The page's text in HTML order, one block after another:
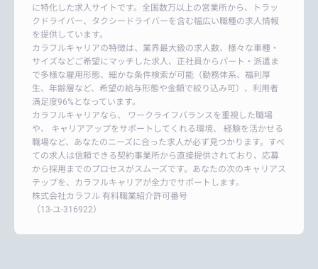
に特化した求人サイトです。全国数万以上の営業所から、トラッ
クドライバー、タクシードライバーを含む幅広い職種の求人情報
を提供しています。
カラフルキャリアの特徴は、業界最大級の求人数、様々な車種・
サイズなどご希望にマッチした求人、正社員からパート・派遣ま
で多様な雇用形態、細かな条件検索が可能（勤務体系、福利厚
生、年齢層など、希望の給与形態や金額で絞り込み可）、利用者
満足度96%となっています。
カラフルキャリアなら、 ワークライフバランスを重視した職場
や、 キャリアアップをサポートしてくれる環境、 経験を活かせる
職場など、あなたのニーズに合った求人が必ず見つかります。すべ
ての求人は信頼できる契約事業所から直接提供されており、応募
から採用までのプロセスがスムーズです。あなたの次のキャリアス
テップを、カラフルキャリアが全力でサポートします。
株式会社カラフル 有料職業紹介許可番号
（13-ユ-316922）